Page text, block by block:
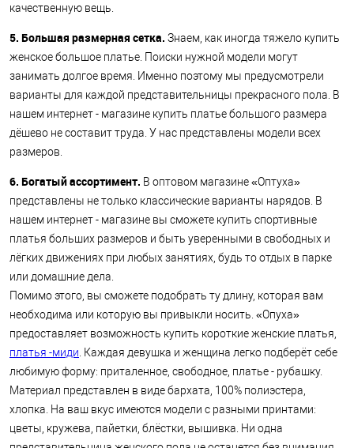
качественную вещь.
5. Большая размерная сетка. Знаем, как иногда тяжело купить
женское большое платье. Поиски нужной модели могут
занимать долгое время. Именно поэтому мы предусмотрели
варианты для каждой представительницы прекрасного пола. В
нашем интернет - магазине купить платье большого размера
дёшево не составит труда. У нас представлены модели всех
размеров.
6. Богатый ассортимент. В оптовом магазине «Оптуха»
представлены не только классические варианты нарядов. В
нашем интернет - магазине вы сможете купить спортивные
платья больших размеров и быть уверенными в свободных и
лёгких движениях при любых занятиях, будь то отдых в парке
или домашние дела.
Помимо этого, вы сможете подобрать ту длину, которая вам
необходима или которую вы привыкли носить. «Опуха»
предоставляет возможность купить короткие женские платья,
платья -миди . Каждая девушка и женщина легко подберёт себе
любимую форму: приталенное, свободное, платье - рубашку.
Материал представлен в виде бархата, 100% полиэстера,
хлопка. На ваш вкус имеются модели с разными принтами:
цветы, кружева, пайетки, блёстки, вышивка. Ни одна